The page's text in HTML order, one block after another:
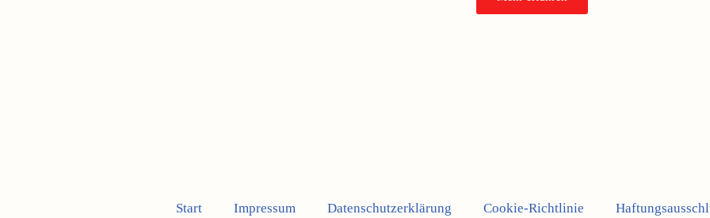
Start Impressum Datenschutzerklärung Cookie-Richtlinie